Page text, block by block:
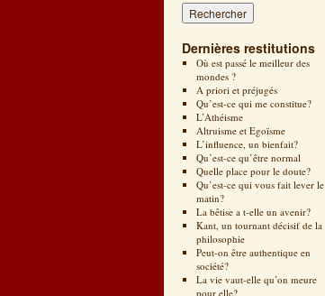
Dernières restitutions
Où est passé le meilleur des
mondes ?
A priori et préjugés
Qu’est-ce qui me constitue?
L’Athéisme
Altruisme et Egoïsme
L’influence, un bienfait?
Qu’est-ce qu’être normal
Quelle place pour le doute?
Qu’est-ce qui vous fait lever le
matin?
La bêtise a t-elle un avenir?
Kant, un tournant décisif de la
philosophie
Peut-on être authentique en
société?
La vie vaut-elle qu’on meure
pour elle?